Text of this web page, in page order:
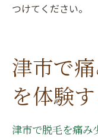
つけてください。
津市で
を体験
津市で脱毛を痛み